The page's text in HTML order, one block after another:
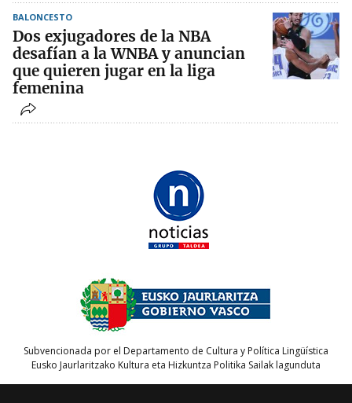
BALONCESTO
Dos exjugadores de la NBA
desafían a la WNBA y anuncian
que quieren jugar en la liga
femenina
Subvencionada por el Departamento de Cultura y Política Lingüística
Eusko Jaurlaritzako Kultura eta Hizkuntza Politika Sailak lagunduta